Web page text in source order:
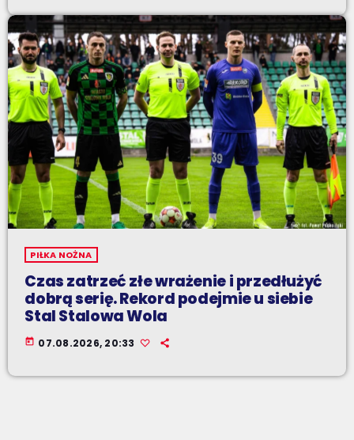
PIŁKA NOŻNA
Czas zatrzeć złe wrażenie i przedłużyć
dobrą serię. Rekord podejmie u siebie
Stal Stalowa Wola
today 07.08.2026, 20:33